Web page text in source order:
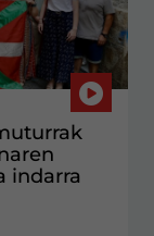
indarra